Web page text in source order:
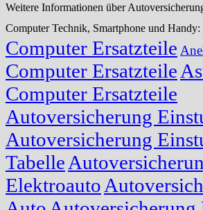
Weitere Informationen über
Computer Technik, Smartphone und Handy:
Computer Ersatzteile
Computer Ersatzteile
Computer Ersatzteile
Autoversicherung
Autoversicherung
Tabelle
Elektroauto